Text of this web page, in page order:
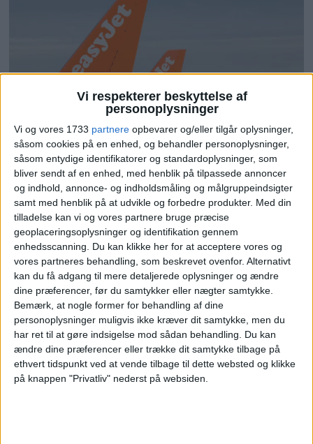
Vi respekterer beskyttelse af
personoplysninger
Vi og vores 1733 partnere opbevarer og/eller tilgår oplysninger,
såsom cookies på en enhed, og behandler personoplysninger,
såsom entydige identifikatorer og standardoplysninger, som
bliver sendt af en enhed, med henblik på tilpassede annoncer
og indhold, annonce- og indholdsmåling og målgruppeindsigter
samt med henblik på at udvikle og forbedre produkter. Med din
tilladelse kan vi og vores partnere bruge præcise
geoplaceringsoplysninger og identifikation gennem
enhedsscanning. Du kan klikke her for at acceptere vores og
vores partneres behandling, som beskrevet ovenfor. Alternativt
kan du få adgang til mere detaljerede oplysninger og ændre
dine præferencer, før du samtykker eller nægter samtykke.
Bemærk, at nogle former for behandling af dine
personoplysninger muligvis ikke kræver dit samtykke, men du
har ret til at gøre indsigelse mod sådan behandling.
Du kan
ændre dine præferencer eller trække dit samtykke tilbage på
ethvert tidspunkt ved at vende tilbage til dette websted og klikke
på knappen "Privatliv" nederst på websiden.
Apollo køber
Easyjet efter
budkamp
Apollo Global Management overtager Easyjet for
5,7 milliarder pund efter måneder med budkamp
om det britiske lavprisselskab.